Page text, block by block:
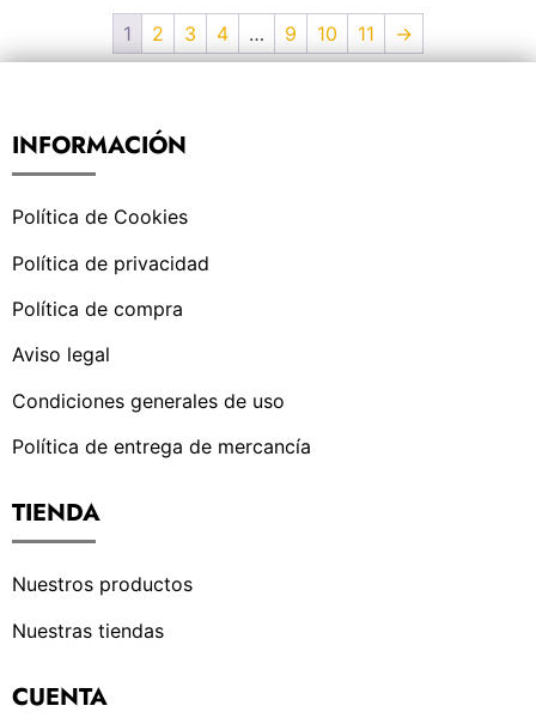
1 2 3 4 … 9 10 11 →
INFORMACIÓN
Política de Cookies
Política de privacidad
Política de compra
Aviso legal
Condiciones generales de uso
Política de entrega de mercancía
TIENDA
Nuestros productos
Nuestras tiendas
CUENTA